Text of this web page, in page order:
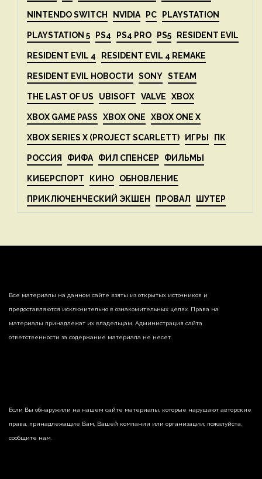
NINTENDO SWITCH NVIDIA PC PLAYSTATION
PLAYSTATION 5 PS4 PS4 PRO PS5 RESIDENT EVIL
RESIDENT EVIL 4 RESIDENT EVIL 4 REMAKE
RESIDENT EVIL НОВОСТИ SONY STEAM
THE LAST OF US UBISOFT VALVE XBOX
XBOX GAME PASS XBOX ONE XBOX ONE X
XBOX SERIES X (PROJECT SCARLETT) ИГРЫ ПК
РОССИЯ ФИФА ФИЛ СПЕНСЕР ФИЛЬМЫ
КИБЕРСПОРТ КИНО ОБНОВЛЕНИЕ
ПРИКЛЮЧЕНЧЕСКИЙ ЭКШЕН ПРОВАЛ ШУТЕР
Все материалы на данном сайте взяты из открытых источников и
предоставляются исключительно в ознакомительных целях. Права на
материалы принадлежат их владельцам. Администрация сайта
ответственности за содержание материала не несет.
Если Вы обнаружили на нашем сайте материалы, которые нарушают авторские
права, принадлежащие Вам, Вашей компании или организации, пожалуйста,
сообщите нам.